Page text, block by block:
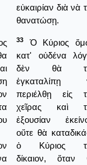
εὐκαιρίαν διὰ νὰ
θανατώσῃ.
33
Ὁ Κύριος
κατ' οὐδένα
δὲν θὰ
ἐγκαταλίπῃ
περιέλθῃ εἰς
χεῖρας καὶ
ἐξουσίαν
οὔτε θὰ
ὁ Κύριος
δίκαιον, ὅταν